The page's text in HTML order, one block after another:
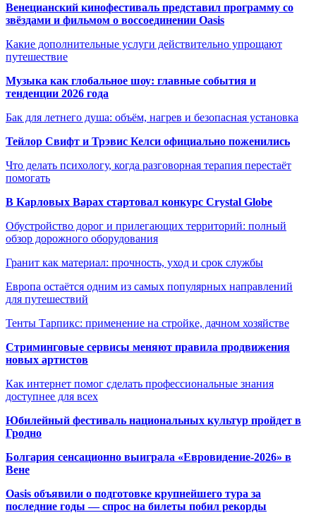
Венецианский кинофестиваль представил программу со
звёздами и фильмом о воссоединении Oasis
Какие дополнительные услуги действительно упрощают
путешествие
Музыка как глобальное шоу: главные события и
тенденции 2026 года
Бак для летнего душа: объём, нагрев и безопасная установка
Тейлор Свифт и Трэвис Келси официально поженились
Что делать психологу, когда разговорная терапия перестаёт
помогать
В Карловых Варах стартовал конкурс Crystal Globe
Обустройство дорог и прилегающих территорий: полный
обзор дорожного оборудования
Гранит как материал: прочность, уход и срок службы
Европа остаётся одним из самых популярных направлений
для путешествий
Тенты Тарпикс: применение на стройке, дачном хозяйстве
Стриминговые сервисы меняют правила продвижения
новых артистов
Как интернет помог сделать профессиональные знания
доступнее для всех
Юбилейный фестиваль национальных культур пройдет в
Гродно
Болгария сенсационно выиграла «Евровидение-2026» в
Вене
Oasis объявили о подготовке крупнейшего тура за
последние годы — спрос на билеты побил рекорды